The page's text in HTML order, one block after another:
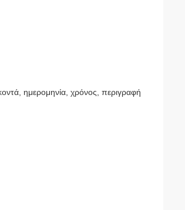
ημερομηνία, χρόνος, περιγραφή